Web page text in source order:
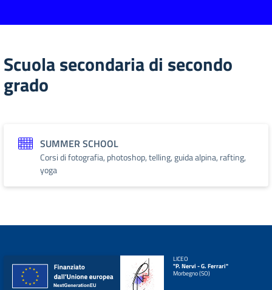
Scuola secondaria di secondo
grado
SUMMER SCHOOL
Corsi di fotografia, photoshop, telling, guida alpina, rafting,
yoga
LICEO
"P. Nervi - G. Ferrari"
Morbegno (SO)